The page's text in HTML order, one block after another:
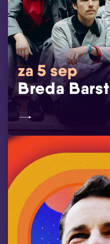
za 5 sep
Breda Barst